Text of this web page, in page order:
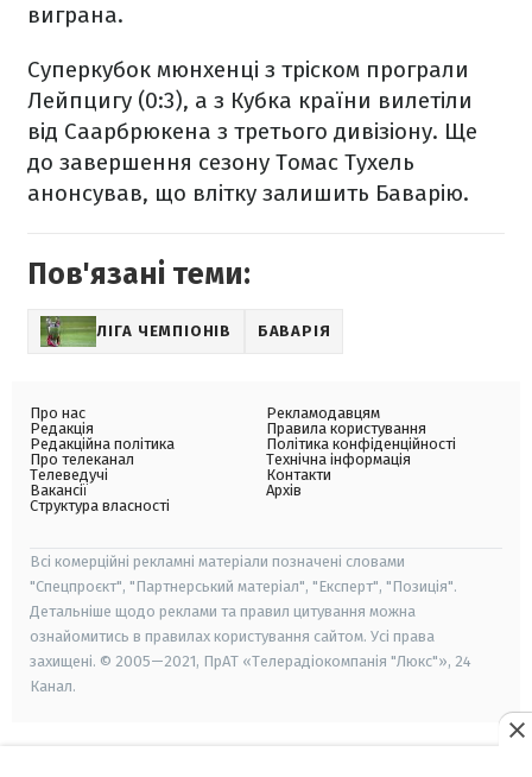
виграна.
Суперкубок мюнхенці з тріском програли
Лейпцигу (0:3), а з Кубка країни вилетіли
від Саарбрюкена з третього дивізіону. Ще
до завершення сезону Томас Тухель
анонсував, що влітку залишить Баварію.
Пов'язані теми:
ЛІГА ЧЕМПІОНІВ БАВАРІЯ
Про нас
Редакція
Редакційна політика
Про телеканал
Телеведучі
Вакансії
Структура власності
Рекламодавцям
Правила користування
Політика конфіденційності
Технічна інформація
Контакти
Архів
Всі комерційні рекламні матеріали позначені словами
"Спецпроєкт", "Партнерський матеріал", "Експерт", "Позиція".
Детальніше щодо реклами та правил цитування можна
ознайомитись в правилах користування сайтом. Усі права
захищені. © 2005—2021, ПрАТ «Телерадіокомпанія "Люкс"», 24
Канал.